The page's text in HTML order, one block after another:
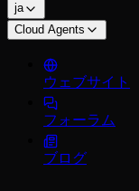
ja
Cloud Agents
ウェブサイト
フォーラム
ブログ